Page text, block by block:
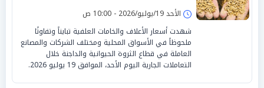
الأحد 19/يوليو/2026 - 10:00 ص
شهدت أسعار الأعلاف والخامات العلفية تبايناً وتفاوتًا
ملحوظاً في الأسواق المحلية ومختلف الشركات والمصانع
العاملة في قطاع الثروة الحيوانية والداجنة خلال
التعاملات الجارية اليوم الأحد، الموافق 19 يوليو 2026.